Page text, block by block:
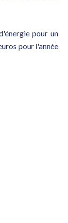
pour un
pour l'année